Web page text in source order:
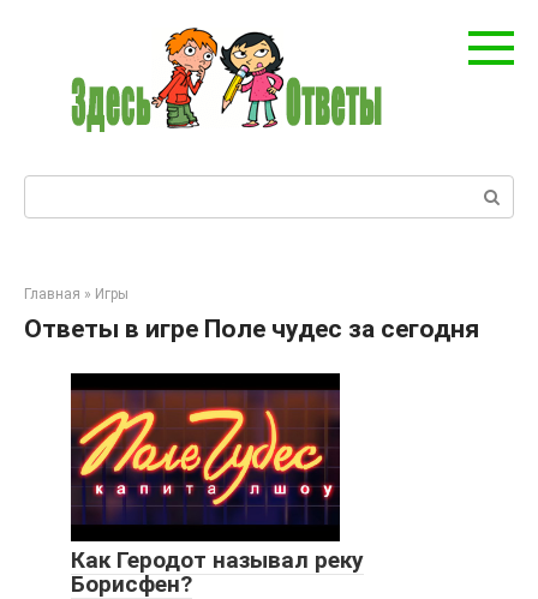
Поиск:
Главная » Игры
Ответы в игре Поле чудес за сегодня
Как Геродот называл реку
Борисфен?